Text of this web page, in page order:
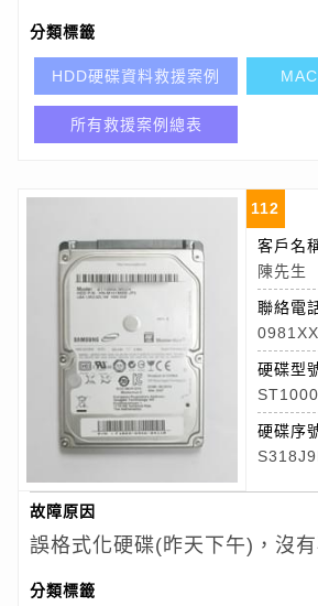
分類標籤
HDD硬碟資料救援案例
所有救援案例總表
112
客戶名
陳先生
聯絡電
硬碟型
硬碟序
故障原因
誤格式化硬碟(昨天下午)，沒有
分類標籤